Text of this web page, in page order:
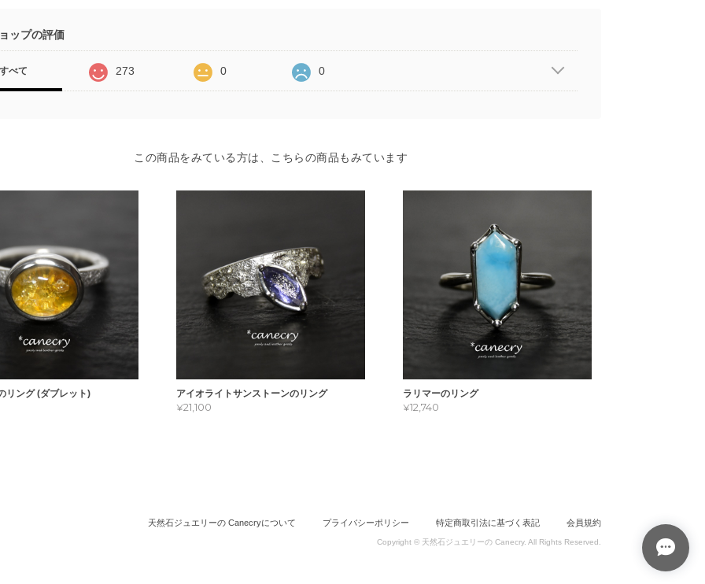
ップの評価
べて 273 0 0
この商品をみている方は、こちらの商品もみています
リング (ダブレット) アイオライトサンストーンのリング
¥21,100
ラリマーのリング
¥12,740
天然石ジュエリーの Canecryについて プライバシーポリシー 特定商取引法に基づく表記 会員規約
Copyright © 天然石ジュエリーの Canecry. All Rights Reserved.